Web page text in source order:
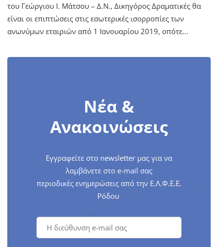
του Γεώργιου Ι. Μάτσου – Δ.Ν., Δικηγόρος Δραματικές θα
είναι οι επιπτώσεις στις εσωτερικές ισορροπίες των
ανωνύμων εταιριών από 1 Ιανουαρίου 2019, οπότε…
Νέα &
Ανακοινώσεις
Εγγραφείτε στο newsletter μας για να
λαμβάνετε στο e-mail σας
περιοδικές ενημερώσεις από την Ε.Λ.Φ.Ε.Ε.
Ρόδου